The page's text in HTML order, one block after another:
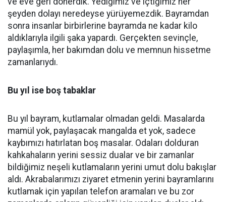
şeyden dolayı neredeyse yürüyemezdik. Bayramdan
sonra insanlar birbirlerine bayramda ne kadar kilo
aldıklarıyla ilgili şaka yapardı. Gerçekten sevinçle,
paylaşımla, her bakımdan dolu ve memnun hissetme
zamanlarıydı.
Bu yıl ise boş tabaklar
Bu yıl bayram, kutlamalar olmadan geldi. Masalarda
mamül yok, paylaşacak mangalda et yok, sadece
kaybımızı hatırlatan boş masalar. Odaları dolduran
kahkahaların yerini sessiz dualar ve bir zamanlar
bildiğimiz neşeli kutlamaların yerini umut dolu bakışlar
aldı. Akrabalarımızı ziyaret etmenin yerini bayramlarını
kutlamak için yapılan telefon aramaları ve bu zor